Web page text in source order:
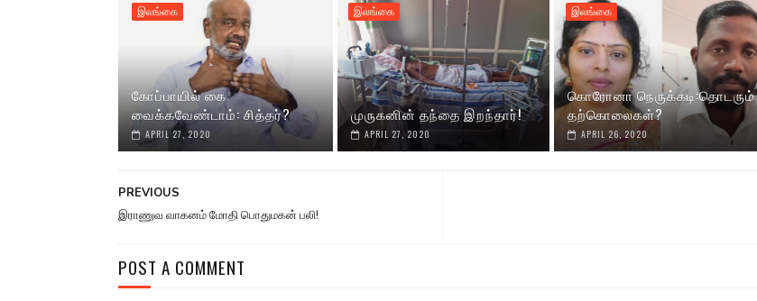
இலங்கை
கோப்பாயில் கை
வைக்கவேண்டாம்: சித்தர்?
APRIL 27, 2020
இலங்கை
முருகனின் தந்தை இறந்தார்!
APRIL 27, 2020
இலங்கை
கொரோனா நெருக்கடி:தொடரும்
தற்கொலைகள்?
APRIL 26, 2020
PREVIOUS
இராணுவ வாகனம் மோதி பொதுமகன் பலி!
POST A COMMENT